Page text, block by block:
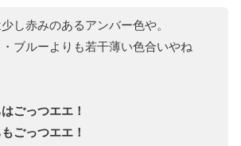
し赤みのあるアンバー色や。
ブルーよりも若干薄い色合いやね
ごっつエエ！
ごっつエエ！